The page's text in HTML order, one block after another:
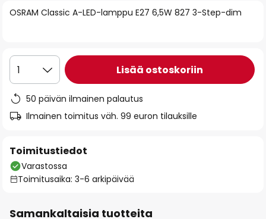
of
gallery
OSRAM Classic A-LED-lamppu E27 6,5W 827 3-Step-dim
1 Lisää ostoskoriin
50 päivän ilmainen palautus
Ilmainen toimitus väh. 99 euron tilauksille
Toimitustiedot
Varastossa
Toimitusaika: 3-6 arkipäivää
Samankaltaisia tuotteita